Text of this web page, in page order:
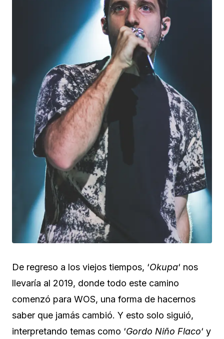
De regreso a los viejos tiempos, ‘Okupa‘ nos
llevaría al 2019, donde todo este camino
comenzó para WOS, una forma de hacernos
saber que jamás cambió. Y esto solo siguió,
interpretando temas como ‘Gordo Niño Flaco‘ y